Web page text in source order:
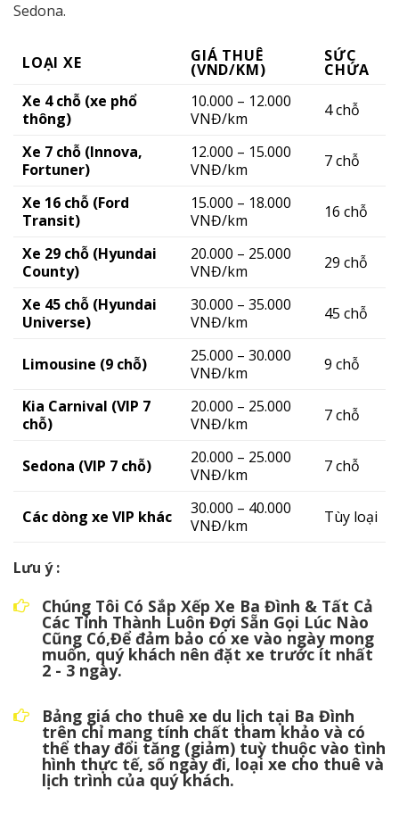
Sedona.
LOẠI XE GIÁ THUÊ
(VND/KM)
SỨC
CHỨA
Xe 4 chỗ (xe phổ
thông)
10.000 – 12.000
VNĐ/km
4 chỗ
Xe 7 chỗ (Innova,
Fortuner)
12.000 – 15.000
VNĐ/km
7 chỗ
Xe 16 chỗ (Ford
Transit)
15.000 – 18.000
VNĐ/km
16 chỗ
Xe 29 chỗ (Hyundai
County)
20.000 – 25.000
VNĐ/km
29 chỗ
Xe 45 chỗ (Hyundai
Universe)
30.000 – 35.000
VNĐ/km
45 chỗ
Limousine (9 chỗ)
25.000 – 30.000
VNĐ/km
9 chỗ
Kia Carnival (VIP 7
chỗ)
20.000 – 25.000
VNĐ/km
7 chỗ
Sedona (VIP 7 chỗ)
20.000 – 25.000
VNĐ/km
7 chỗ
Các dòng xe VIP khác
30.000 – 40.000
VNĐ/km
Tùy loại
Lưu ý :
Chúng Tôi Có Sắp Xếp Xe Ba Đình & Tất Cả
Các Tỉnh Thành Luôn Đợi Sẵn Gọi Lúc Nào
Cũng Có,Để đảm bảo có xe vào ngày mong
muốn, quý khách nên đặt xe trước ít nhất
2 - 3 ngày.
Bảng giá cho thuê xe du lịch tại Ba Đình
trên chỉ mang tính chất tham khảo và có
thể thay đổi tăng (giảm) tuỳ thuộc vào tình
hình thực tế, số ngày đi, loại xe cho thuê và
lịch trình của quý khách.